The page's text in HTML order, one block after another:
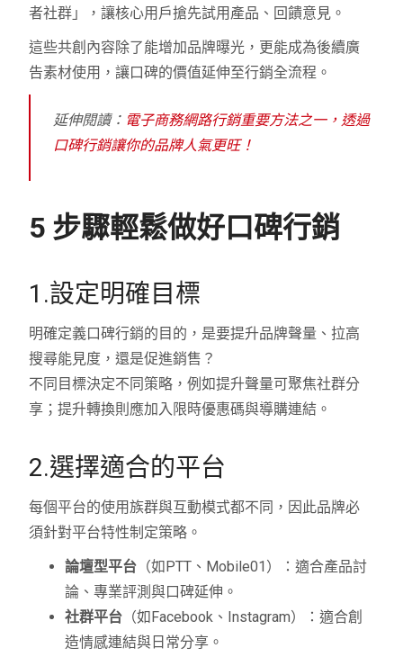
者社群」，讓核心用戶搶先試用產品、回饋意見。
這些共創內容除了能增加品牌曝光，更能成為後續廣
告素材使用，讓口碑的價值延伸至行銷全流程。
延伸閱讀： 電子商務網路行銷重要方法之一，透過
口碑行銷讓你的品牌人氣更旺！
5 步驟輕鬆做好口碑行銷
1.設定明確目標
明確定義口碑行銷的目的，是要提升品牌聲量、拉高
搜尋能見度，還是促進銷售？
不同目標決定不同策略，例如提升聲量可聚焦社群分
享；提升轉換則應加入限時優惠碼與導購連結。
2.選擇適合的平台
每個平台的使用族群與互動模式都不同，因此品牌必
須針對平台特性制定策略。
論壇型平台 （如PTT、Mobile01）：適合產品討
論、專業評測與口碑延伸。
社群平台 （如Facebook、Instagram）：適合創
造情感連結與日常分享。